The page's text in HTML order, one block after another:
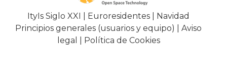
ItyIs Siglo XXI Euroresidentes
Navidad
Principios generales (usuarios y equipo)
Aviso
legal
Política de Cookies